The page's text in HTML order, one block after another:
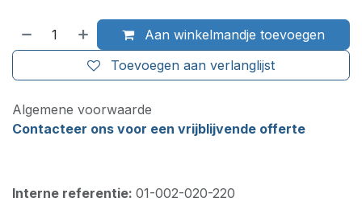
Aan winkelmandje toevoegen
Toevoegen aan verlanglijst
Algemene voorwaarde
Contacteer ons voor een vrijblijvende offerte
Interne referentie: 01-002-020-220